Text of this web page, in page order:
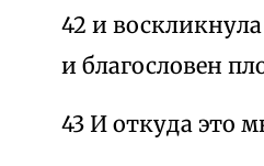
42 и
и благословен
43 И откуда это